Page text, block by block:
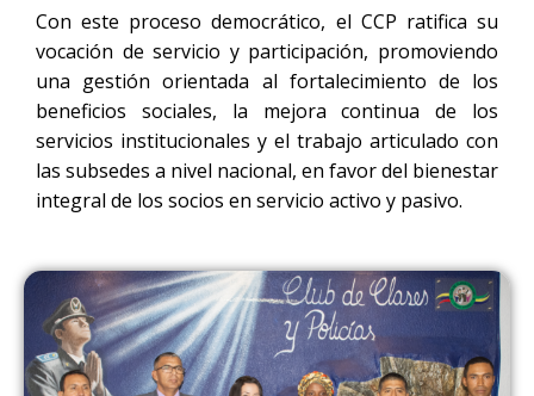
Con este proceso democrático, el CCP ratifica su
vocación de servicio y participación, promoviendo
una gestión orientada al fortalecimiento de los
beneficios sociales, la mejora continua de los
servicios institucionales y el trabajo articulado con
las subsedes a nivel nacional, en favor del bienestar
integral de los socios en servicio activo y pasivo.